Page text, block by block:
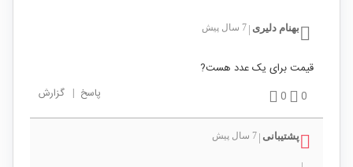
بهنام دلیری 7 سال پیش
قیمت برای یک عدد هست?
0
0 پاسخ | گزارش
پشتیبانی 7 سال پیش